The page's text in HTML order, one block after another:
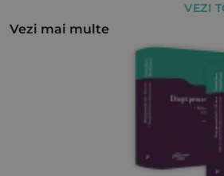
VEZI
Vezi mai multe